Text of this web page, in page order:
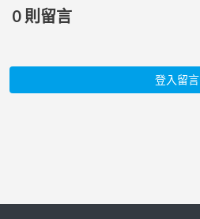
0 則留言
登入留言